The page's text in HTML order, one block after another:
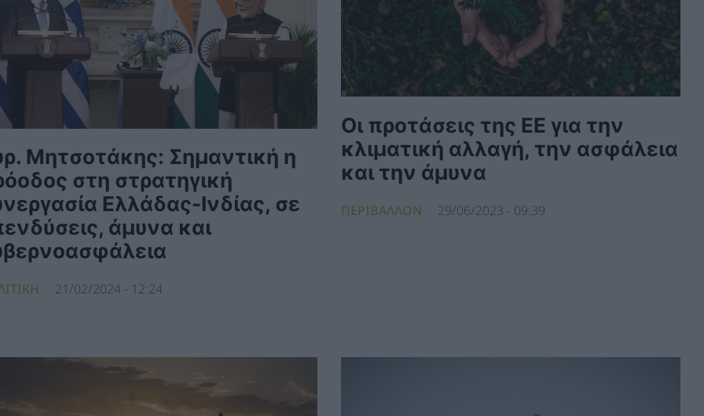
Μητσοτάκης: Σημαντική η
στη στρατηγική
Ελλάδας-Ινδίας, σε
άμυνα και
21/02/2024 - 12:24
Οι προτάσεις της ΕΕ για την
κλιματική αλλαγή, την ασφάλεια
και την άμυνα
ΠΕΡΙΒΑΛΛΟΝ 29/06/2023 - 09:39